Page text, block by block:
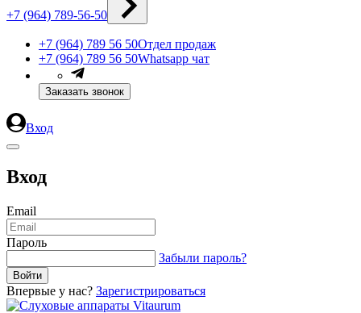
+7 (964) 789-56-50
+7 (964) 789 56 50Отдел продаж
+7 (964) 789 56 50Whatsapp чат
Заказать звонок
Вход
Вход
Email
Пароль
Забыли пароль?
Впервые у нас? Зарегистрироваться